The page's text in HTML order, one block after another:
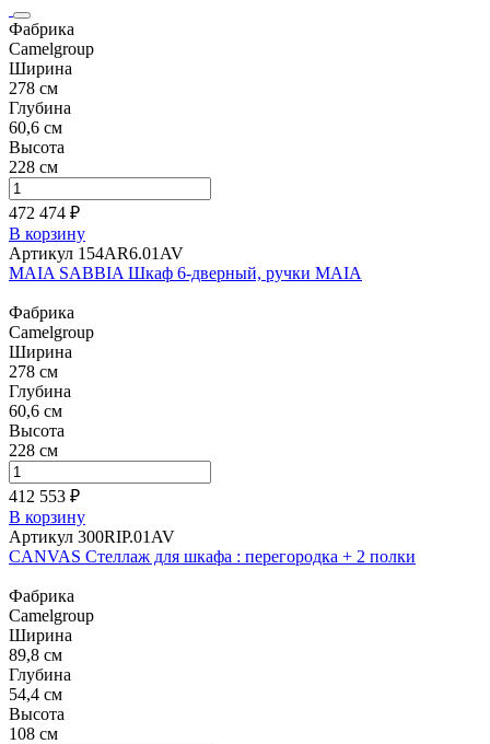
Фабрика
Camelgroup
Ширина
278 см
Глубина
60,6 см
Высота
228 см
472 474 ₽
В корзину
Артикул 154AR6.01AV
MAIA SABBIA Шкаф 6-дверный, ручки MAIA
Фабрика
Camelgroup
Ширина
278 см
Глубина
60,6 см
Высота
228 см
412 553 ₽
В корзину
Артикул 300RIP.01AV
CANVAS Стеллаж для шкафа : перегородка + 2 полки
Фабрика
Camelgroup
Ширина
89,8 см
Глубина
54,4 см
Высота
108 см